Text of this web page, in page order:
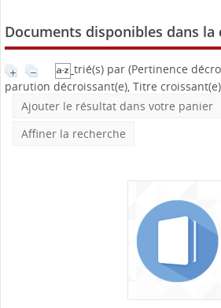
Documents disponibles dans la
trié(s) par (Pertinence
parution décroissant(e), Titre
Ajouter le résultat dans votre panier
Affiner la recherche